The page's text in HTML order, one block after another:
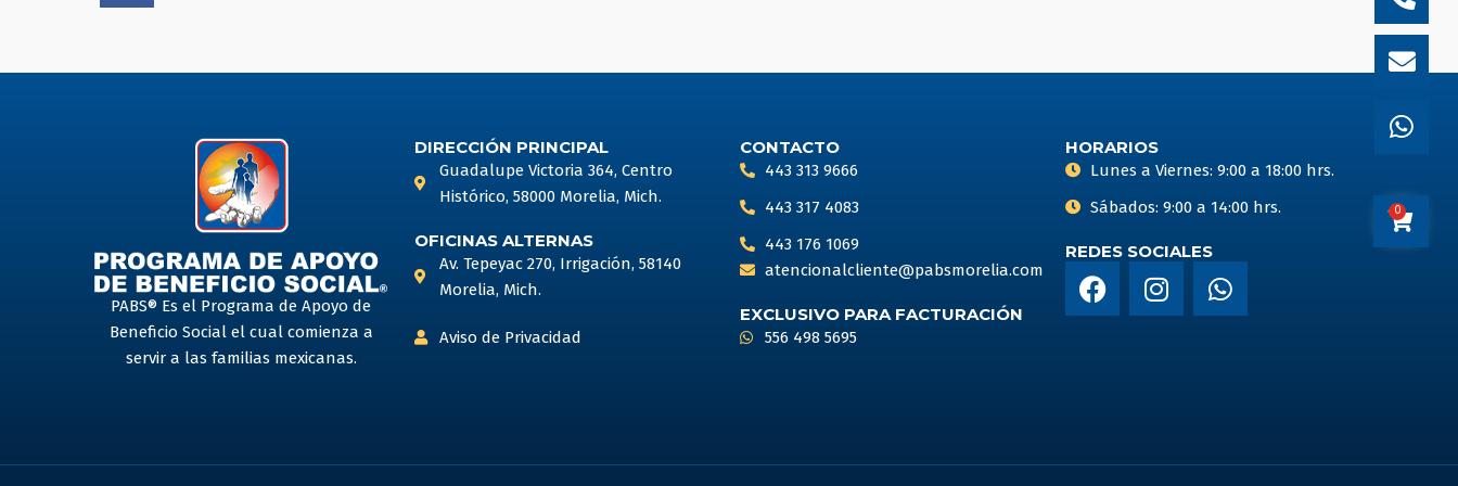
0
Carrito
b
PABS® Es el Programa de Apoyo de
Beneficio Social el cual comienza a
servir a las familias mexicanas.
DIRECCIÓN PRINCIPAL
Guadalupe Victoria 364, Centro
Histórico, 58000 Morelia, Mich.
OFICINAS ALTERNAS
Av. Tepeyac 270, Irrigación, 58140
Morelia, Mich.
Aviso de Privacidad
CONTACTO
443 313 9666
443 317 4083
443 176 1069
atencionalcliente@pabsmorelia.com
EXCLUSIVO PARA FACTURACIÓN
556 498 5695
HORARIOS
Lunes a Viernes: 9:00 a 18:00 hrs.
Sábados: 9:00 a 14:00 hrs.
REDES SOCIALES
F
a
k
I
n
a
W
h
p
alt